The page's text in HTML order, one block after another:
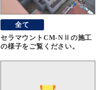
全て
セラマウントCM-NⅡの施工
の様子をご覧ください。